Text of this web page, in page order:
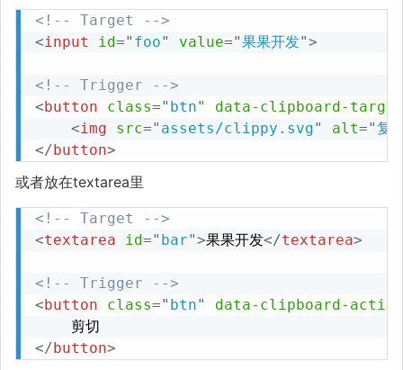
<!-- Target -->
<input id=" foo" value="果果开发">
<!-- Trigger -->
<button class=" btn"
data-clipboard-target
<img src=" assets/clippy.svg" alt="复
</button>
或者放在textarea里
<!-- Target -->
<textarea id=" bar">果果开发</textarea>
<!-- Trigger -->
<button class=" btn"
data-clipboard-action
</button>